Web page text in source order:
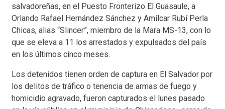
salvadoreñas, en el Puesto Fronterizo El Guasaule, a
Orlando Rafael Hernández Sánchez y Amílcar Rubí Perla
Chicas, alias “Slincer”, miembro de la Mara MS-13, con lo
que se eleva a 11 los arrestados y expulsados del país
en los últimos cinco meses.
Los detenidos tienen orden de captura en El Salvador por
los delitos de tráfico o tenencia de armas de fuego y
homicidio agravado, fueron capturados el lunes pasado